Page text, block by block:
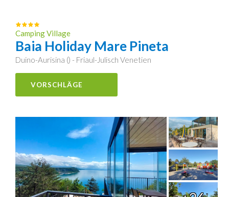
Camping Village
Baia Holiday Mare Pineta
Duino-Aurisina () - Friaul-Julisch Venetien
VORSCHLÄGE